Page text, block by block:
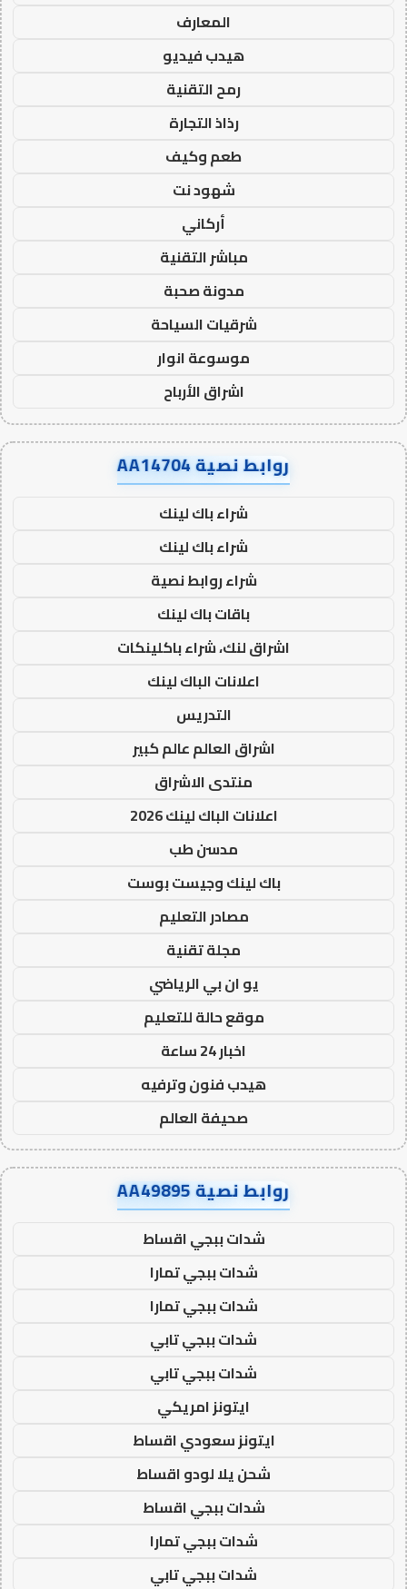
المعارف
هيدب فيديو
رمح التقنية
رذاذ التجارة
طعم وكيف
شهود نت
أركاني
مباشر التقنية
مدونة صحبة
شرقيات السياحة
موسوعة انوار
اشراق الأرباح
روابط نصية AA14704
شراء باك لينك
شراء باك لينك
شراء روابط نصية
باقات باك لينك
اشراق لنك، شراء باكلينكات
اعلانات الباك لينك
التدريس
اشراق العالم عالم كبير
منتدى الاشراق
اعلانات الباك لينك 2026
مدسن طب
باك لينك وجيست بوست
مصادر التعليم
مجلة تقنية
يو ان بي الرياضي
موقع حالة للتعليم
اخبار 24 ساعة
هيدب فنون وترفيه
صحيفة العالم
روابط نصية AA49895
شدات ببجي اقساط
شدات ببجي تمارا
شدات ببجي تمارا
شدات ببجي تابي
شدات ببجي تابي
ايتونز امريكي
ايتونز سعودي اقساط
شحن يلا لودو اقساط
شدات ببجي اقساط
شدات ببجي تمارا
شدات ببجي تابي